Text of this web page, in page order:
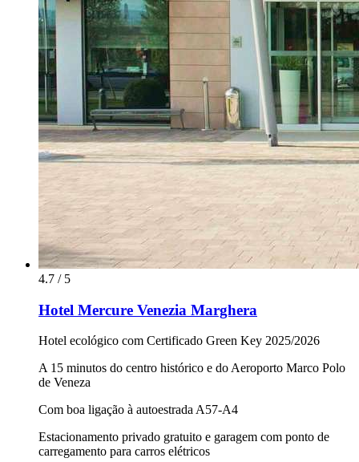
4.7 / 5
Hotel Mercure Venezia Marghera
Hotel ecológico com Certificado Green Key 2025/2026
A 15 minutos do centro histórico e do Aeroporto Marco Polo
de Veneza
Com boa ligação à autoestrada A57-A4
Estacionamento privado gratuito e garagem com ponto de
carregamento para carros elétricos